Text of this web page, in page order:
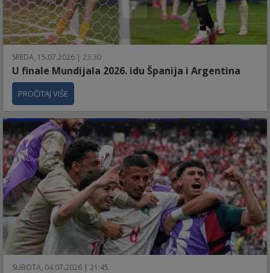
SREDA, 15.07.2026 | 23:30
U finale Mundijala 2026. idu Španija i Argentina
PROČITAJ VIŠE
SUBOTA, 04.07.2026 | 21:45